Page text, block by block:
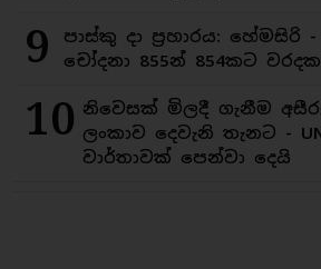
9
පාස්කු දා ප්‍රහාරය:
චෝදනා 855න් 854කට
10 නිවෙසක් මිලදී ගැනීම
ලංකාව දෙවැනි තැනට -
වාර්තාවක් පෙන්වා දෙයි